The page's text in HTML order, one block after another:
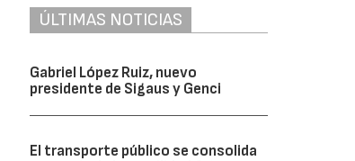
ÚLTIMAS NOTICIAS
Gabriel López Ruiz, nuevo
presidente de Sigaus y Genci
El transporte público se consolida